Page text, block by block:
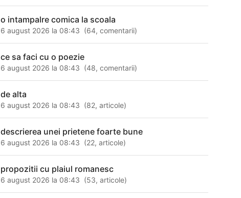
o intampalre comica la scoala
6 august 2026 la 08:43 (64,comentarii)
ce sa faci cu o poezie
6 august 2026 la 08:43 (48,comentarii)
de alta
6 august 2026 la 08:43 (82,articole)
descrierea unei prietene foarte bune
6 august 2026 la 08:43 (22,articole)
propozitii cu plaiul romanesc
6 august 2026 la 08:43 (53,articole)